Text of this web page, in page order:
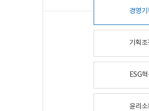
경영기
기획
ESG
윤리